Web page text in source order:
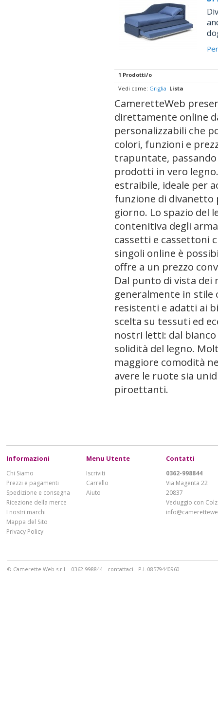
1 Prodotti/o
Vedi come: Griglia Lista
CameretteWeb
direttamente online
personalizzabili che
colori, funzioni e
trapuntate,
prodotti in vero
estraibile, ideale per
funzione di divanetto
giorno. Lo spazio del
contenitiva degli
cassetti e cassettoni
singoli online è
offre a un prezzo
Dal punto di vista dei
generalmente in stile
resistenti e adatti ai
scelta su tessuti ed
nostri letti: dal
solidità del legno.
maggiore comodità
avere le ruote sia
piroettanti.
Informazioni
Chi Siamo
Prezzi e pagamenti
Spedizione e consegna
Ricezione della merce
I nostri marchi
Mappa del Sito
Privacy Policy
Menu Utente
Iscriviti
Carrello
Aiuto
Contatti
0362-998844
Via Magenta 22
20837
Veduggio con
© Camerette Web s.r.l. - 0362-998844 - contattaci - P.I. 08579440960